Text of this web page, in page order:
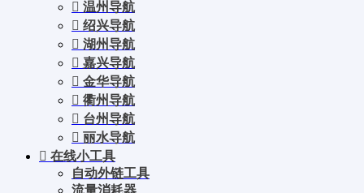
温州导航
绍兴导航
湖州导航
嘉兴导航
金华导航
衢州导航
台州导航
丽水导航
在线小工具
自动外链工具
流量消耗器